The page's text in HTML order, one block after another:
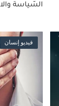
السّياسة
فيديو إنسان